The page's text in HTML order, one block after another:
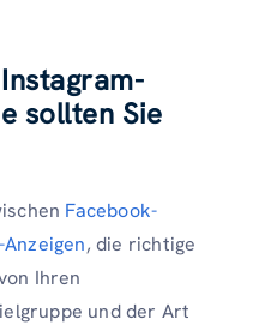
sollten Sie
Facebook-
, die richtige
Ihren
und der Art